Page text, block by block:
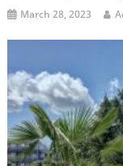
March 28, 2023